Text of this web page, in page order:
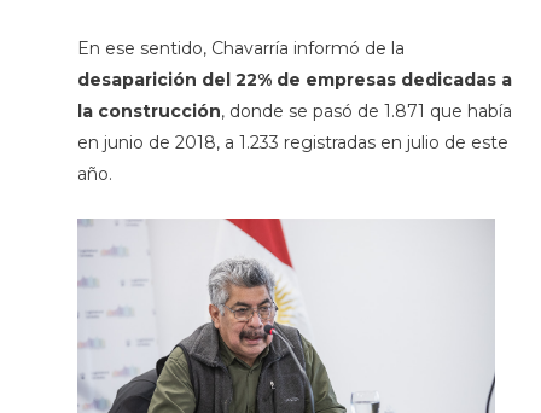
En ese sentido, Chavarría informó de la
desaparición del 22% de empresas dedicadas a
la construcción, donde se pasó de 1.871 que había
en junio de 2018, a 1.233 registradas en julio de este
año.